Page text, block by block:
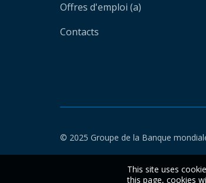
Offres d'emploi (a)
Contacts
© 2025 Groupe de la Banque
This site uses
this page, cookies